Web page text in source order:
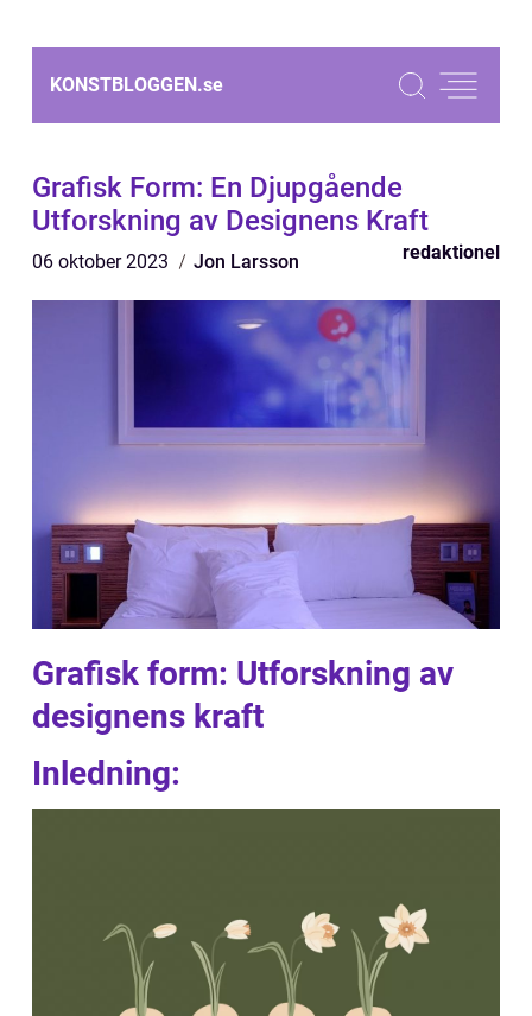
KONSTBLOGGEN.se
Grafisk Form: En Djupgående
Utforskning av Designens Kraft
06 oktober 2023 Jon Larsson redaktionel
Grafisk form: Utforskning av
designens kraft
Inledning: